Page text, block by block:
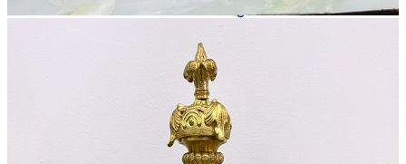
Bình Lọ Đồng
Hộp Trang Sức
Thánh Giá
Tượng Đồng
Đồ Đồng Khác